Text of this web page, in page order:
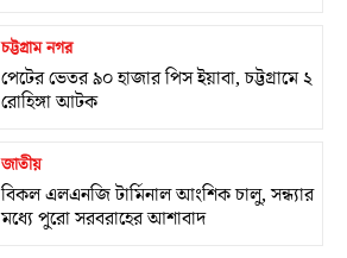
চট্টগ্রাম নগর
পেটের ভেতর ৯০ হাজার পিস ইয়াবা, চট্টগ্রামে ২
রোহিঙ্গা আটক
জাতীয়
বিকল এলএনজি টার্মিনাল আংশিক চালু, সন্ধ্যার
মধ্যে পুরো সরবরাহের আশাবাদ